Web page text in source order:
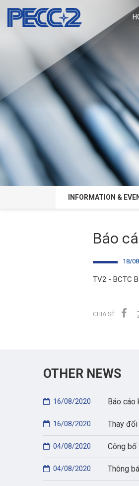
INFORMATION &
Báo
18/
TV2 - BCTC
CHIA SẺ:
OTHER NEWS
Báo cáo
16/08/2020
Thay
16/08/2020
Công bố
04/08/2020
Thông
04/08/2020